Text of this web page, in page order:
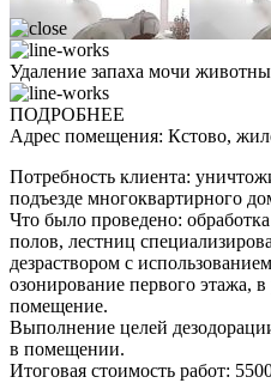
Удаление запаха мочи
ПОДРОБНЕЕ
Адрес помещения: Кстово,
Потребность клиента:
подъезде многоквартирного
Что было проведено:
полов, лестниц
дезраствором с
озонирование первого этажа,
помещение.
Выполнение целей
в помещении.
Итоговая стоимость работ: